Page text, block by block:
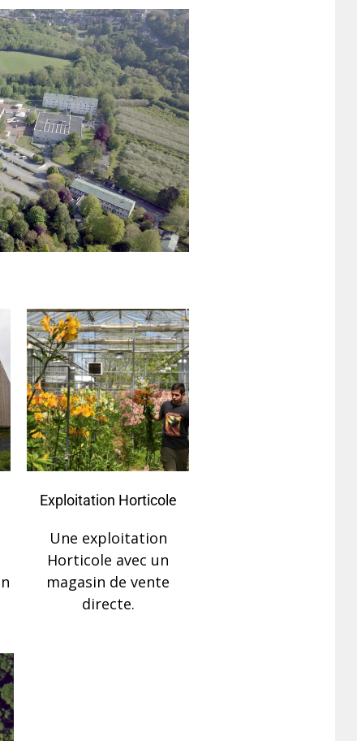
Exploitation Horticole
Une exploitation
Horticole avec un
magasin de vente
directe.